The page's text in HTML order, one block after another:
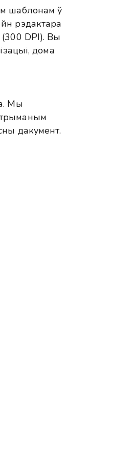
шаблонам ў
рэдактара
DPI). Вы
дома
Мы
дакумент.